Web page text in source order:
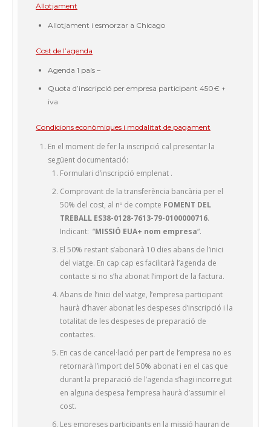
Allotjament
Allotjament i esmorzar a Chicago
Cost de l’agenda
Agenda 1 país –
Quota d’inscripció per empresa participant 450€ +
iva
Condicions econòmiques i modalitat de pagament
En el moment de fer la inscripció cal presentar la
següent documentació:
Formulari d’inscripció emplenat .
Comprovant de la transferència bancària per el
50% del cost, al nº de compte FOMENT DEL
TREBALL ES38-0128-7613-79-0100000716.
Indicant: “MISSIÓ EUA+ nom empresa“.
El 50% restant s’abonarà 10 dies abans de l’inici
del viatge. En cap cap es facilitarà l’agenda de
contacte si no s’ha abonat l’import de la factura.
Abans de l’inici del viatge, l’empresa participant
haurà d’haver abonat les despeses d’inscripció i la
totalitat de les despeses de preparació de
contactes.
En cas de cancel·lació per part de l’empresa no es
retornarà l’import del 50% abonat i en el cas que
durant la preparació de l’agenda s’hagi incorregut
en alguna despesa l’empresa haurà d’assumir el
cost.
Les empreses participants en la missió hauran de